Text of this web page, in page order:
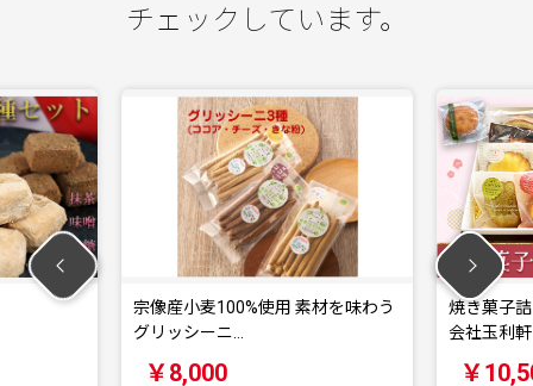
チェックしています。
使用 素材を味わう
焼き菓子詰め合わせ 12個入り 株式
会社玉利軒《3…